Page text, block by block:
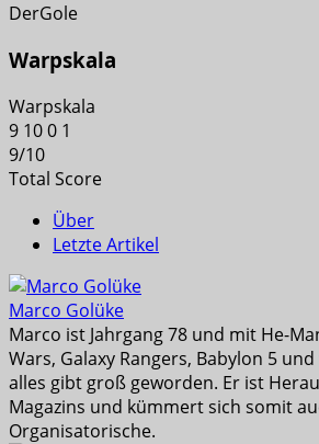
DerGole
Warpskala
Warpskala
9 100 1
9/10
Total Score
Über
Letzte Artikel
Marco Golüke
Marco ist Jahrgang 78 und mit He-
Wars, Galaxy Rangers, Babylon 5
alles gibt groß geworden. Er ist
Magazins und kümmert sich somit
Organisatorische.